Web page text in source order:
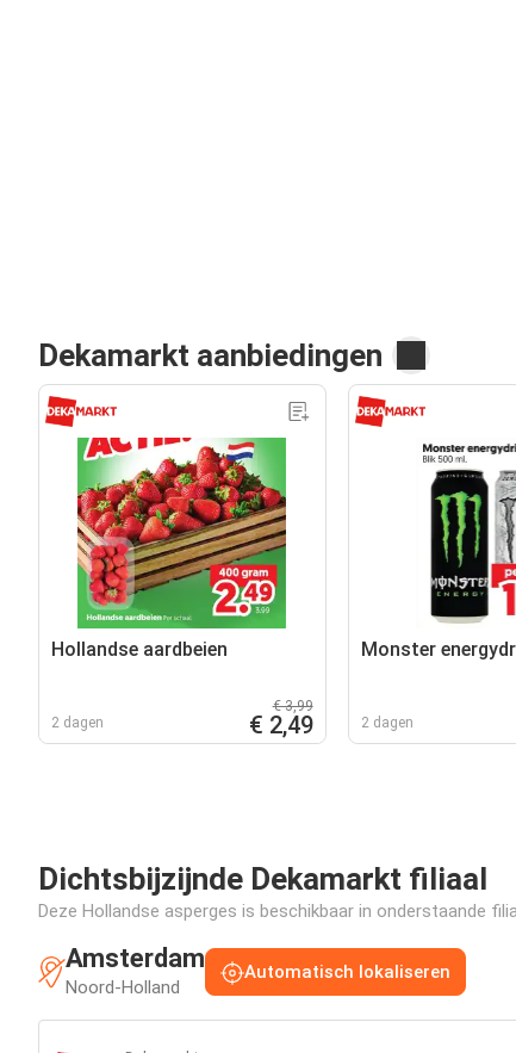
Dekamarkt aanbiedingen
Hollandse aardbeien
2 dagen
€ 3,99
€ 2,49
Monster
2 dagen
Dichtsbijzijnde Dekamarkt filiaal
Deze Hollandse asperges is beschikbaar in onderstaande
Amsterdam
Noord-Holland
Automatisch lokaliseren